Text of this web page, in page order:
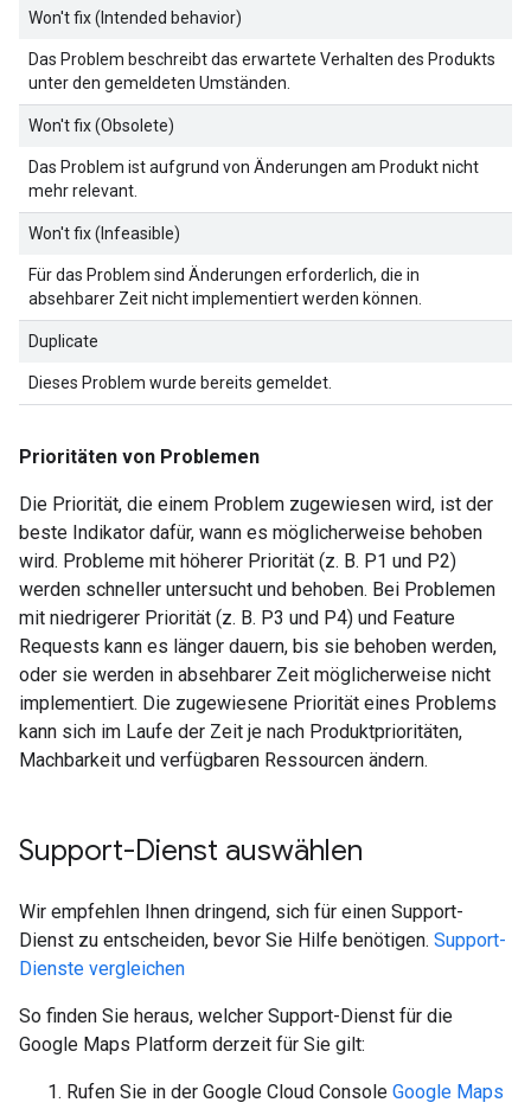
Won't fix (Intended behavior)
Das Problem beschreibt das erwartete Verhalten des Produkts
unter den gemeldeten Umständen.
Won't fix (Obsolete)
Das Problem ist aufgrund von Änderungen am Produkt nicht
mehr relevant.
Won't fix (Infeasible)
Für das Problem sind Änderungen erforderlich, die in
absehbarer Zeit nicht implementiert werden können.
Duplicate
Dieses Problem wurde bereits gemeldet.
Prioritäten von Problemen
Die Priorität, die einem Problem zugewiesen wird, ist der
beste Indikator dafür, wann es möglicherweise behoben
wird. Probleme mit höherer Priorität (z. B. P1 und P2)
werden schneller untersucht und behoben. Bei Problemen
mit niedrigerer Priorität (z. B. P3 und P4) und Feature
Requests kann es länger dauern, bis sie behoben werden,
oder sie werden in absehbarer Zeit möglicherweise nicht
implementiert. Die zugewiesene Priorität eines Problems
kann sich im Laufe der Zeit je nach Produktprioritäten,
Machbarkeit und verfügbaren Ressourcen ändern.
Support-Dienst auswählen
Wir empfehlen Ihnen dringend, sich für einen Support-
Dienst zu entscheiden, bevor Sie Hilfe benötigen. Support-
Dienste vergleichen
So finden Sie heraus, welcher Support-Dienst für die
Google Maps Platform derzeit für Sie gilt:
Rufen Sie in der Google Cloud Console Google Maps